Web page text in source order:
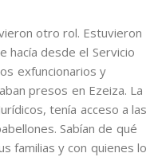
otro rol. Estuvieron
hacía desde el Servicio
exfuncionarios y
presos en Ezeiza. La
tenía acceso a las
Sabían de qué
familias y con quienes lo